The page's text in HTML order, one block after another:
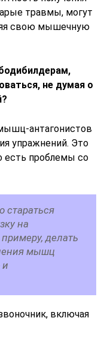
травмы, могут
свою мышечную
не думая о
антагонистов
упражнений. Это
есть проблемы со
стараться
на
делать
мышц
и
включая